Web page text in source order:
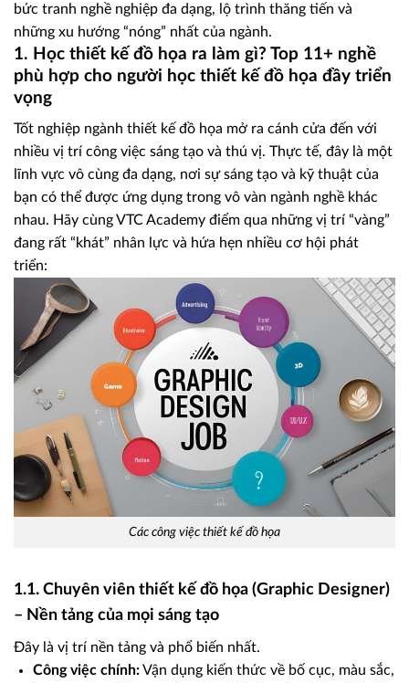
bức tranh nghề nghiệp đa dạng, lộ trình thăng tiến và
những xu hướng “nóng” nhất của ngành.
1. Học thiết kế đồ họa ra làm gì? Top 11+ nghề
phù hợp cho người học thiết kế đồ họa đầy triển
vọng
Tốt nghiệp ngành thiết kế đồ họa mở ra cánh cửa đến với
nhiều vị trí công việc sáng tạo và thú vị. Thực tế, đây là một
lĩnh vực vô cùng đa dạng, nơi sự sáng tạo và kỹ thuật của
bạn có thể được ứng dụng trong vô vàn ngành nghề khác
nhau. Hãy cùng VTC Academy điểm qua những vị trí “vàng”
đang rất “khát” nhân lực và hứa hẹn nhiều cơ hội phát
triển:
Các công việc thiết kế đồ họa
1.1. Chuyên viên thiết kế đồ họa (Graphic Designer)
– Nền tảng của mọi sáng tạo
Đây là vị trí nền tảng và phổ biến nhất.
Công việc chính:Vận dụng kiến thức về bố cục, màu sắc,